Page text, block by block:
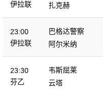
伊拉联
扎克赫
23:00
伊拉联
巴格达警察
阿尔米纳
23:30
芬乙
韦斯屈莱
云塔